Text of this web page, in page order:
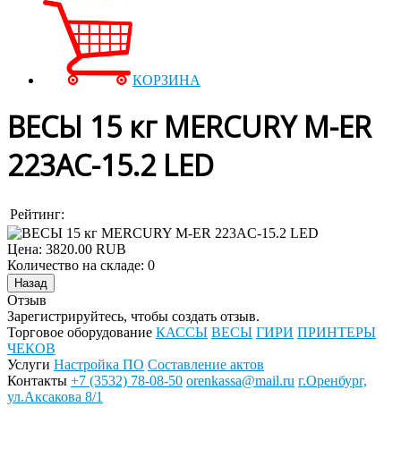
КОРЗИНА
ВЕСЫ 15 кг MERCURY M-ER
223AC-15.2 LED
Рейтинг:
Цена: 3820.00 RUB
Количество на складе: 0
Отзыв
Зарегистрируйтесь, чтобы создать отзыв.
Торговое оборудование КАССЫ ВЕСЫ ГИРИ ПРИНТЕРЫ
ЧЕКОВ
Услуги Настройка ПО Составление актов
Контакты +7 (3532) 78-08-50 orenkassa@mail.ru г.Оренбург,
ул.Аксакова 8/1